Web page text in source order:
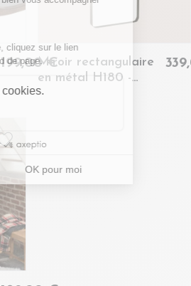
199,00 €Miroir rectangulaire
en métal H180 -
MARWAN